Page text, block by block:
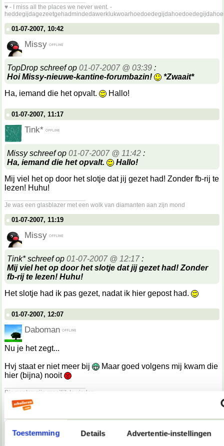
Toestemming Details Advertentie-instellingen
♥ - I miss all the places we never went. -
01-07-2007, 10:42
Missy
TopDrop schreef op 01-07-2007 @ 03:39 :
Hoi Missy-nieuwe-kantine-forumbazin!
*Zwaait*
Ha, iemand die het opvalt.
Hallo!
01-07-2007, 11:17
Tink*
Missy schreef op 01-07-2007 @ 11:42 :
Ha, iemand die het opvalt.
Hallo!
Mij viel het op door het slotje dat jij gezet had! Zonder fb-rij te
lezen! Huhu!
Je was een glasblazer met een wolk van diamanten aan zijn mond
01-07-2007, 11:19
Missy
Tink* schreef op 01-07-2007 @ 12:17:
Mij viel het op door het slotje dat jij gezet had! Zonder
fb-rij te lezen! Huhu!
Het slotje had ik pas gezet, nadat ik hier gepost had.
01-07-2007, 12:07
Daboman
Nu je het zegt...
Hvj staat er niet meer bij
Maar goed volgens mij kwam die
hier (bijna) nooit
Diamanten zijn moeilijk te vinden.
01-07-2007, 12:27
Martiño